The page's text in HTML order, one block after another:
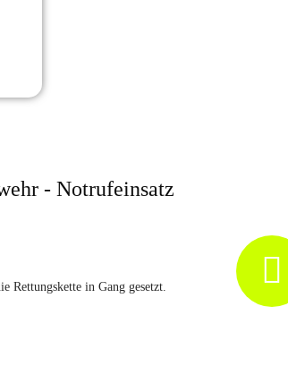
- Notrufeinsatz
Rettungskette in Gang gesetzt.